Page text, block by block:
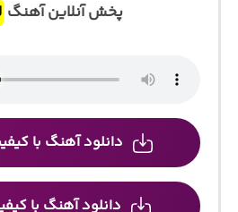
پخش آنلاین آهنگ
دانلود آهنگ با کیفیت
دانلود آهنگ با کیفیت